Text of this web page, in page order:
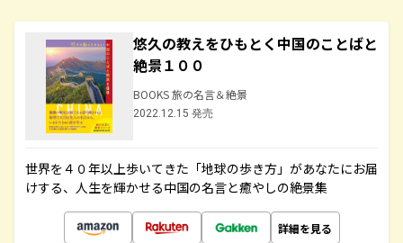
悠久の教えをひもとく中国のことばと
絶景１００
BOOKS 旅の名言＆絶景
2022.12.15 発売
世界を４０年以上歩いてきた「地球の歩き方」があなたにお届
けする、人生を輝かせる中国の名言と癒やしの絶景集
詳細を見る